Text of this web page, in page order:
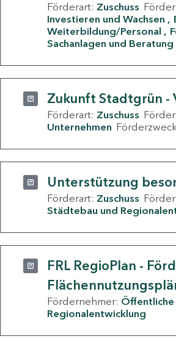
Förderart: Zuschuss
Investieren und Wachsen
Weiterbildung/Personal
Sachanlagen und Beratung
Zukunft Stadtgrün -
Förderart: Zuschuss
Unternehmen
Unterstützung
Förderart: Zuschuss
Städtebau und
FRL RegioPlan -
Fördernehmer: Öffentliche
Regionalentwicklung